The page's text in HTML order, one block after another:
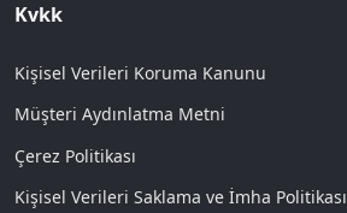
Kvkk
Kişisel Verileri Koruma Kanunu
Müşteri Aydınlatma Metni
Çerez Politikası
Kişisel Verileri Saklama ve İmha Politikası